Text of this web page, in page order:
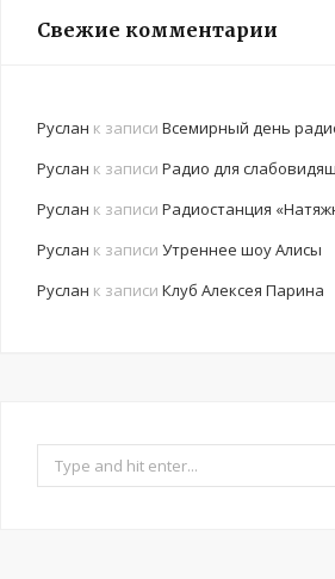
Свежие комментарии
Руслан к записи Всемирный день
Руслан к записи Радио для
Руслан к записи Радиостанция
Руслан к записи Утреннее шоу Алисы
Руслан к записи Клуб Алексея Парина
e